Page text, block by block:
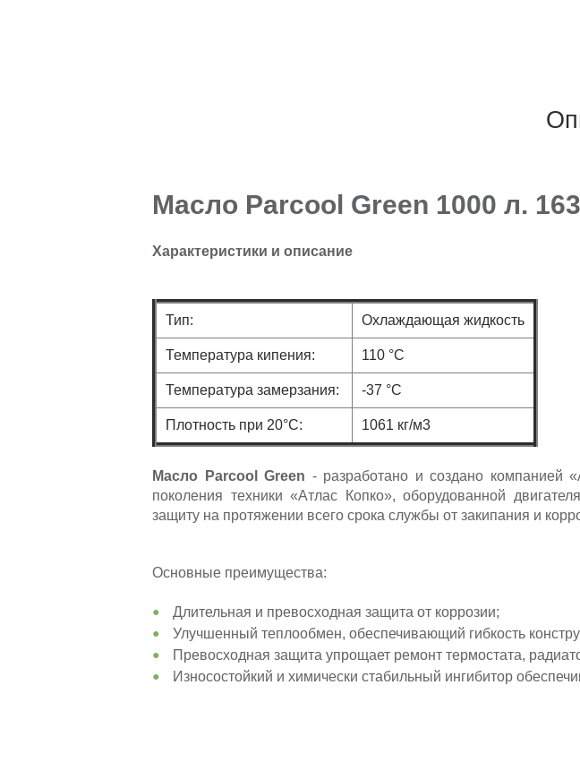
Масло Parcool Green 1000 л.
Характеристики и описание
Тип: Охлаждающая жидкость
Температура кипения: 110 °C
Температура замерзания: -37 °C
Плотность при 20°C: 1061 кг/м3
Масло Parcool Green - разработано и создано компанией
поколения техники «Атлас Копко», оборудованной
защиту на протяжении всего срока службы от закипания и
Основные преимущества:
Длительная и превосходная защита от коррозии;
Улучшенный теплообмен, обеспечивающий гибкость
Превосходная защита упрощает ремонт термостата,
Износостойкий и химически стабильный ингибитор